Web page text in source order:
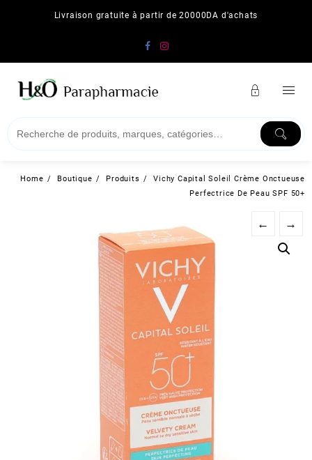
Livraison gratuite à partir de 20000DA d'achats
Home Boutique Produits
Vichy Capital Soleil Crème Onctueuse
Perfectrice De Peau SPF 50+
← →